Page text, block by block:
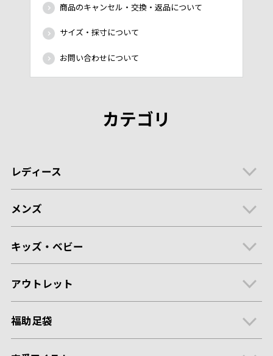
商品のキャンセル・交換・返品について
サイズ・採寸について
お問い合わせについて
カテゴリ
レディース
メンズ
キッズ・ベビー
アウトレット
福助足袋